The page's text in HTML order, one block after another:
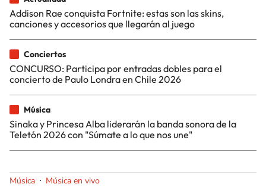
Addison Rae conquista Fortnite: estas son las skins,
canciones y accesorios que llegarán al juego
Conciertos
CONCURSO: Participa por entradas dobles para el
concierto de Paulo Londra en Chile 2026
Música
Sinaka y Princesa Alba liderarán la banda sonora de la
Teletón 2026 con "Súmate a lo que nos une"
Música Música en vivo